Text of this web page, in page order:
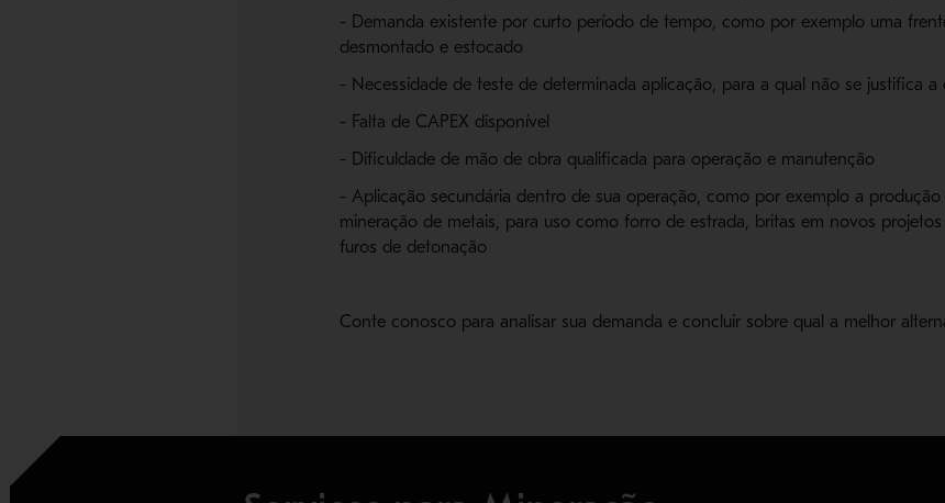
- Demanda existente por curto período de tempo, como por exemplo uma
desmontado e estocado
- Necessidade de teste de determinada aplicação, para a qual não se justifica
- Falta de CAPEX disponível
- Dificuldade de mão de obra qualificada para operação e manutenção
- Aplicação secundária dentro de sua operação, como por exemplo a
mineração de metais, para uso como forro de estrada, britas em novos
furos de detonação
Conte conosco para analisar sua demanda e concluir sobre qual a melhor